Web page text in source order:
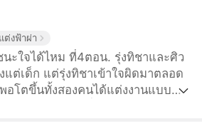
แต่งฟ้าผ่า
ะใจได้ไหม ที่4ตอน. รุ่งทิชาและศิว
ต่เด็ก แต่รุ่งทิชาเข้าใจผิดมาตลอด
อโตขึ้นทั้งสองคนได้แต่งงานแบบ